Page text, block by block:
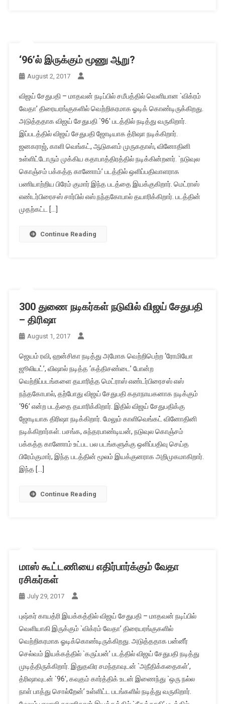
‘96’ல் இருக்கும் மூணு ஆறு?
August 2, 2017
விஜய் சேதுபதி – மாதவன் நடிப்பில் சமீபத்தில் வெளியான `விக்ரம்
வேதா’ திரையரங்குகளில் வெற்றிகரமாக ஓடிக் கொண்டிருக்கிறது.
அடுத்ததாக விஜய் சேதுபதி `96′ படத்தில் நடித்து வருகிறார்.
இப்படத்தில் விஜய் சேதுபதி ஜோடியாக த்ரிஷா நடிக்கிறார்.
ஜனகராஜ், காளி வெங்கட், ஆடுகளம் முருகதாஸ், வினோதினி
உள்ளிட்டோரும் முக்கிய கதாபாத்திரத்தில் நடிக்கின்றனர். `நடுவுல
கொஞ்சம் பக்கத்த காணோம்’ படத்தில் ஒளிப்பதிவாளராக
பணியாற்றிய பிரேம் குமார் இந்த படத்தை இயக்குகிறார். மெட்ராஸ்
எண்டர்பிரைசஸ் சார்பில் எஸ்.நந்தகோபால் தயாரிக்கிறார். படத்தின்
முதற்கட்ட […]
Continue Reading
300 துணை நடிகர்கள் நடுவில் விஜய் சேதுபதி
– திரிஷா
August 1, 2017
ஜெயம் ரவி, ஹன்சிகா நடித்து அமோக வெற்றிபெற்ற ‘ரோமியோ
ஜூலியட்’, விஷால் நடித்த ‘கத்திசண்டை’ போன்ற
வெற்றிப்படங்களை தயாரித்த மெட்ராஸ் எண்டர்பிரைசஸ் எஸ்
நந்தகோபால், தற்போது விஜய் சேதுபதி கதாநாயகனாக நடிக்கும்
‘96’ என்ற படத்தை தயாரிக்கிறார். இதில் விஜய் சேதுபதிக்கு
ஜோடியாக திரிஷா நடிக்கிறார். மேலும் காளிவெங்கட் வினோதினி
நடிக்கிறார்கள். பசங்க, சுந்தரபாண்டியன், நடுவுல கொஞ்சம்
பக்கத்த காணோம் உட்பட பல படங்களுக்கு ஒளிப்பதிவு செய்த
பிரேம்குமார், இந்த படத்தின் மூலம் இயக்குனராக அறிமுகமாகிறார்.
இந்த […]
Continue Reading
மாஸ் கூட்டணியை எதிர்பார்க்கும் வேதா
ரசிகர்கள்
July 29, 2017
புஷ்கர் காயத்ரி இயக்கத்தில் விஜய் சேதுபதி – மாதவன் நடிப்பில்
வெளியாகி இருக்கும் `விக்ரம் வேதா’ திரையரங்குகளில்
வெற்றிகரமாக ஓடிக்கொண்டிருக்கிறது. அடுத்ததாக பன்னீர்
செல்வம் இயக்கத்தில் `கருப்பன்’ படத்தில் விஜய் சேதுபதி நடித்து
முடித்திருக்கிறார். இதுதவிர சமந்தாவுடன் `அநீதிக்கதைகள்’,
த்ரிஷாவுடன் `96′, கவுதம் கார்த்திக் உடன் இணைந்து `ஒரு நல்ல
நாள் பாத்து சொல்றேன்’ உள்ளிட்ட படங்களில் நடித்து வருகிறார்.